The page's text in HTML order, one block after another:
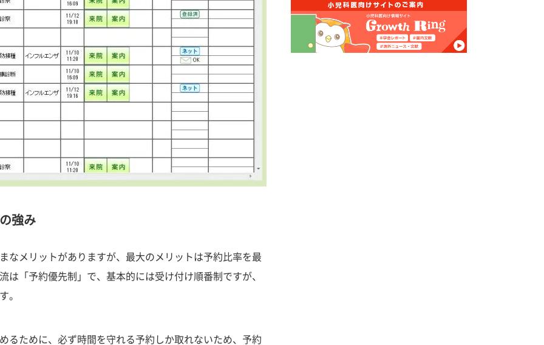
強み
なメリットがありますが、最大のメリットは予約比率を最
は「予約優先制」で、基本的には受け付け順番制ですが、
。
るために、必ず時間を守れる予約しか取れないため、予約